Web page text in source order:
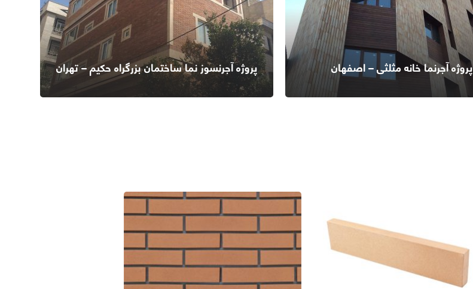
پروژه آجرنما خانه مثلثی – اصفهان پروژه آجرنسوز نما ساختمان بزرگراه حکیم – تهران